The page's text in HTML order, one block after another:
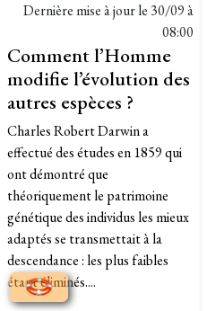
Dernière mise à jour le 30/09 à
08:00
Comment l’Homme
modifie l’évolution des
autres espèces ?
Charles Robert Darwin a
effectué des études en 1859 qui
ont démontré que
théoriquement le patrimoine
génétique des individus les mieux
adaptés se transmettait à la
descendance : les plus faibles
étant éliminés....